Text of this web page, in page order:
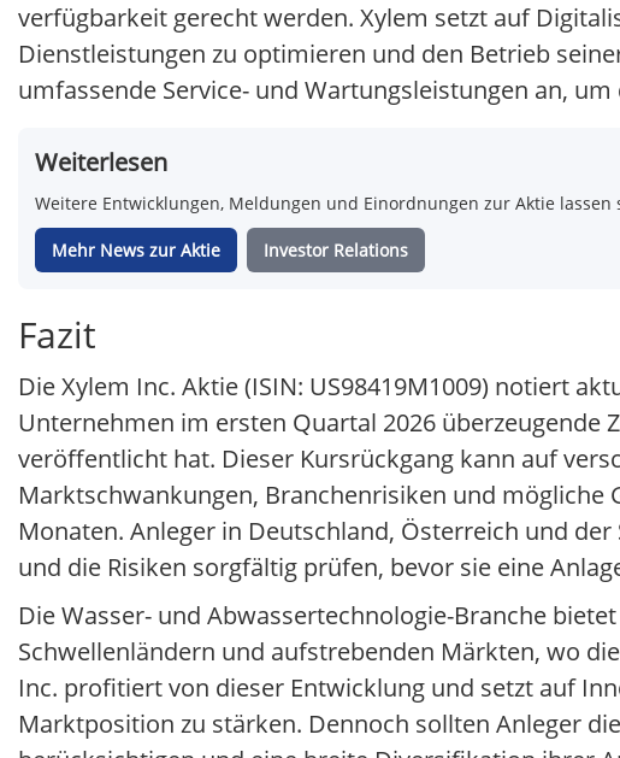
verfügbarkeit gerecht werden. Xylem setzt auf
Dienstleistungen zu optimieren und den Betrieb
umfassende Service- und Wartungsleistungen an,
Weiterlesen
Weitere Entwicklungen, Meldungen und Einordnungen zur Aktie
Mehr News zur Aktie Investor Relations
Fazit
Die Xylem Inc. Aktie (ISIN: US98419M1009) notiert
Unternehmen im ersten Quartal 2026 überzeugende
veröffentlicht hat. Dieser Kursrückgang kann auf
Marktschwankungen, Branchenrisiken und
Monaten. Anleger in Deutschland, Österreich und
und die Risiken sorgfältig prüfen, bevor sie eine
Die Wasser- und Abwassertechnologie-Branche
Schwellenländern und aufstrebenden Märkten, wo
Inc. profitiert von dieser Entwicklung und setzt auf
Marktposition zu stärken. Dennoch sollten Anleger